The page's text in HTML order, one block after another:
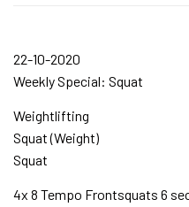
22-10-2020
Weekly Special: Squat
Weightlifting
Squat (Weight)
Squat
4x 8 Tempo Frontsquats 6